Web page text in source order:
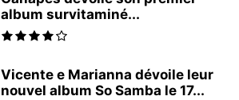
album survitaminé...
Vicente e Marianna dévoile leur
nouvel album So Samba le 17...